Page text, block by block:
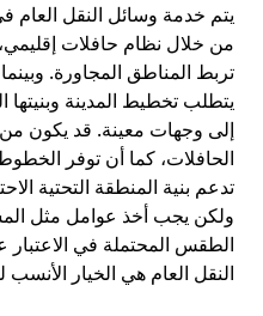
يتم خدمة وسائل النقل
من خلال نظام حافلات
تربط المناطق المجاورة.
يتطلب تخطيط المدينة
إلى وجهات معينة. قد يكون
الحافلات، كما أن توفر
تدعم بنية المنطقة التحتية
ولكن يجب أخذ عوامل مثل
الطقس المحتملة في الاعتبار
النقل العام هي الخيار الأنسب